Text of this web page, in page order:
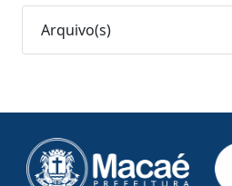
Arquivo(s)